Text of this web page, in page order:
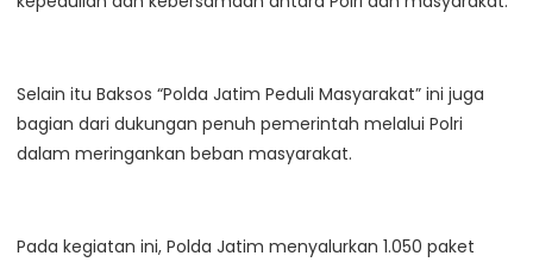
Selain itu Baksos “Polda Jatim Peduli Masyarakat” ini juga
bagian dari dukungan penuh pemerintah melalui Polri
dalam meringankan beban masyarakat.
Pada kegiatan ini, Polda Jatim menyalurkan 1.050 paket